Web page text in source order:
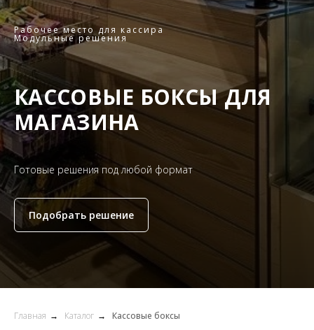
Рабочее место для кассира
Модульные решения
КАССОВЫЕ БОКСЫ ДЛЯ
МАГАЗИНА
Готовые решения под любой формат
Подобрать решение
Главная → Каталог → Кассовые боксы